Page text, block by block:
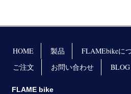
HOME 製品 FLAMEbikeに
ご注文
お問い合わせ BLOG
FLAME bike